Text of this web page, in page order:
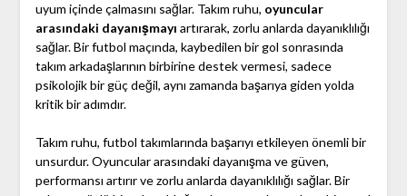
uyum içinde çalmasını sağlar. Takım ruhu, oyuncular
arasındaki dayanışmayı artırarak, zorlu anlarda dayanıklılığı
sağlar. Bir futbol maçında, kaybedilen bir gol sonrasında
takım arkadaşlarının birbirine destek vermesi, sadece
psikolojik bir güç değil, aynı zamanda başarıya giden yolda
kritik bir adımdır.
Takım ruhu, futbol takımlarında başarıyı etkileyen önemli bir
unsurdur. Oyuncular arasındaki dayanışma ve güven,
performansı artırır ve zorlu anlarda dayanıklılığı sağlar. Bir